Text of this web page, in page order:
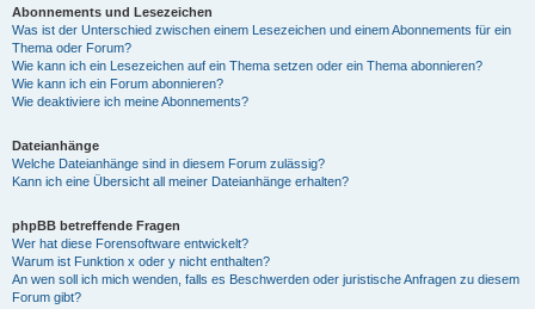
Abonnements und Lesezeichen
Was ist der Unterschied zwischen einem Lesezeichen und einem Abonnements für ein
Thema oder Forum?
Wie kann ich ein Lesezeichen auf ein Thema setzen oder ein Thema abonnieren?
Wie kann ich ein Forum abonnieren?
Wie deaktiviere ich meine Abonnements?
Dateianhänge
Welche Dateianhänge sind in diesem Forum zulässig?
Kann ich eine Übersicht all meiner Dateianhänge erhalten?
phpBB betreffende Fragen
Wer hat diese Forensoftware entwickelt?
Warum ist Funktion x oder y nicht enthalten?
An wen soll ich mich wenden, falls es Beschwerden oder juristische Anfragen zu diesem
Forum gibt?